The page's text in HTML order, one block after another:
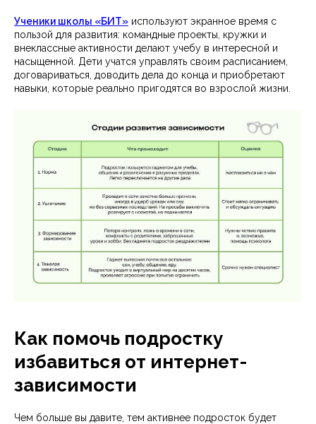
Ученики школы «БИТ» используют экранное время с
пользой для развития: командные проекты, кружки и
внеклассные активности делают учебу в интересной и
насыщенной. Дети учатся управлять своим расписанием,
договариваться, доводить дела до конца и приобретают
навыки, которые реально пригодятся во взрослой жизни.
Как помочь подростку
избавиться от интернет-
зависимости
Чем больше вы давите, тем активнее подросток будет